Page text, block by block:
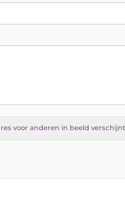
voor anderen in beeld verschijnt